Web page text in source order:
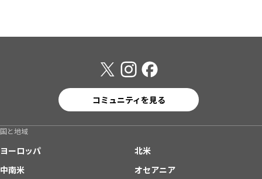
コミュニティを見る
国と地域
ヨーロッパ
北米
中南米
オセアニア